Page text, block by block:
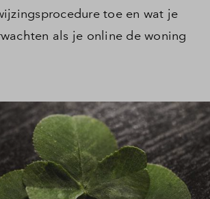
toe en wat je
als je online de woning